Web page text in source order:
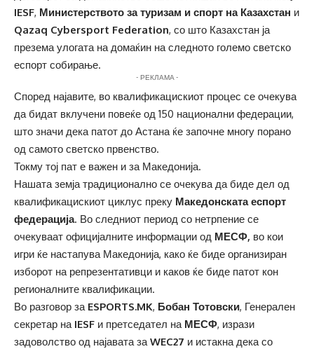
IESF, Министерството за туризам и спорт на Казахстан и
Qazaq Cybersport Federation, со што Казахстан ја
презема улогата на домаќин на следното големо светско
еспорт собирање.
- РЕКЛАМА -
Според најавите, во квалификацискиот процес се очекува
да бидат вклучени повеќе од 150 национални федерации,
што значи дека патот до Астана ќе започне многу порано
од самото светско првенство.
Токму тој пат е важен и за Македонија.
Нашата земја традиционално се очекува да биде дел од
квалификацискиот циклус преку Македонската еспорт
федерација. Во следниот период со нетрпение се
очекуваат официјалните информации од МЕСФ, во кои
игри ќе настапува Македонија, како ќе биде организиран
изборот на репрезентативци и каков ќе биде патот кон
регионалните квалификации.
Во разговор за ESPORTS.MK, Бобан Тотовски, Генерален
секретар на IESF и претседател на МЕСФ, изрази
задоволство од најавата заWEC27 и истакна дека со